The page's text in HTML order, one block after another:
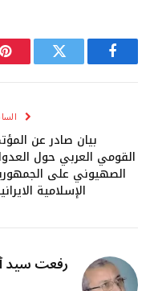
فيسبوك تويتر
بيان صادر عن
القومي العربي حول
الصهيوني على
الإسلامية
رفعت سيد